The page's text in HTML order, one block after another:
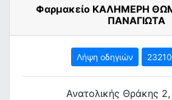
Φαρμακείο ΚΑΛΗΜΕΡΗ
ΠΑΝΑΓΙΩΤΑ
Λήψη οδηγιών
Ανατολικής Θράκης